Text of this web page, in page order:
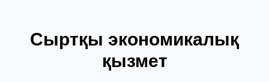
Сыртқы экономикалық
қызмет